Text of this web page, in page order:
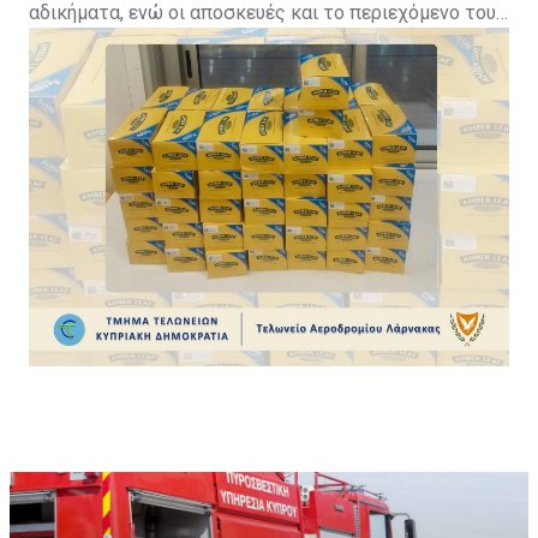
αδικήματα, ενώ οι αποσκευές και το περιεχόμενο τους
(συνολικά 74 κιλά και 750 γραμμάρια καπνού)
κατασχέθηκαν. Σήμερα οδηγήθηκαν και οι 5 ενώπιον
του Επαρχιακού Δικαστηρίου Λάρνακας, το οποίο
εξέδωσε διάταγμα 2ήμερης κράτησης τους.